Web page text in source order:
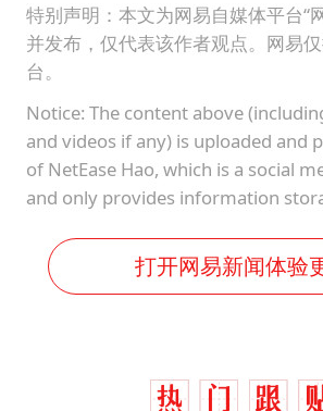
特别声明：本文为网易自媒体平台“
并发布，仅代表该作者观点。网易
台。
Notice: The content above
and videos if any) is uploaded and
of NetEase Hao, which is a social
and only provides information
打开网易新闻体验